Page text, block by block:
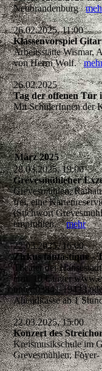
Neubrandenburg
26.02.2025, 11:00
Klassenvorspiel
Arbeitsstätte Wismar,
von Herrn Wolf.
26.02.2025
Tag der offenen Tür
Mit SchülerInnen
März 2025
28.03.2025, 19:00
Grevesmühlener
Grevesmühlen,
frei, eine
(Stichwort
empfohlen.mehr
22.03.2025, 16:00
Zirkus fantastique -
Theater der
erm. 10 € unter
unter 03841-19433
Abendkasse ab 1
22.03.2025, 15:00
Konzert des
Kreismusikschule im
Grevesmühlen,